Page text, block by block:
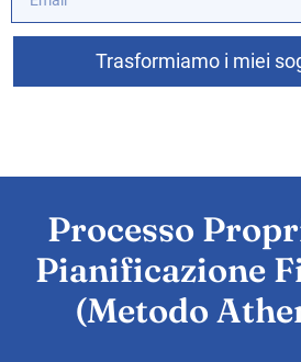
Trasformiamo i miei
Processo
Pianificazione
(Metodo